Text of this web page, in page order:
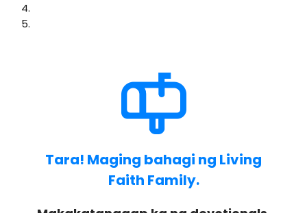
Tara! Maging bahagi ng Living
Faith Family.